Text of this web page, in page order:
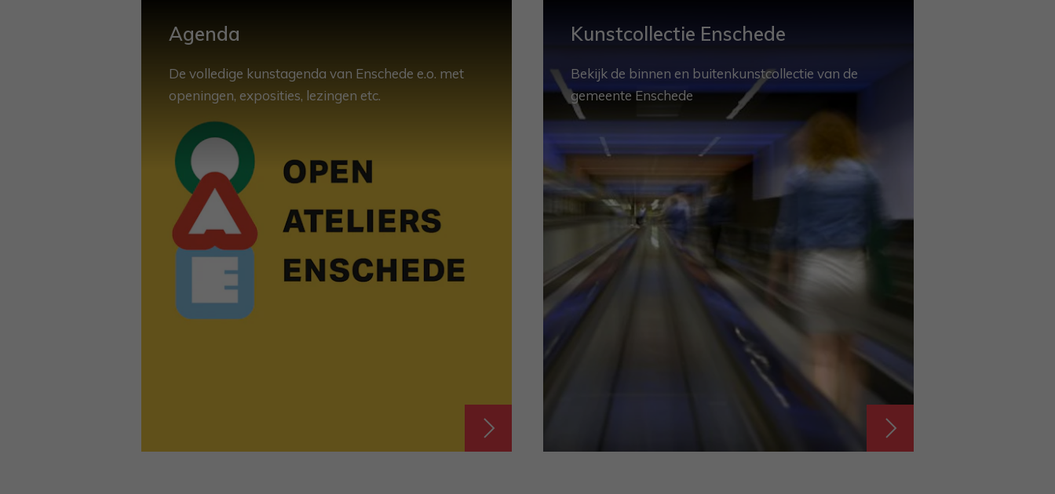
Agenda
De volledige kunstagenda van Enschede e.o. met
openingen, exposities, lezingen etc.
Kunstcollectie Enschede
Bekijk de binnen en buitenkunstcollectie van de
gemeente Enschede